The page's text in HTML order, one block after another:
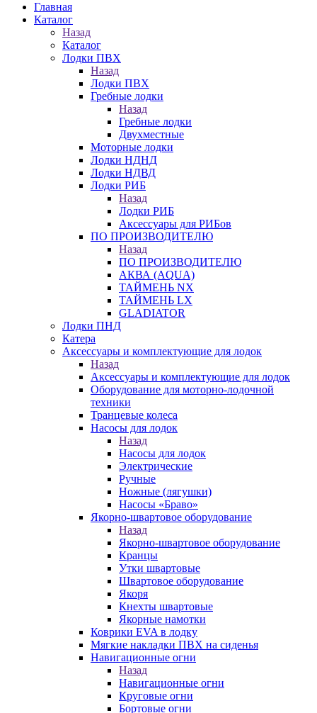
Главная
Каталог
Назад
Каталог
Лодки ПВХ
Назад
Лодки ПВХ
Гребные лодки
Назад
Гребные лодки
Двухместные
Моторные лодки
Лодки НДНД
Лодки НДВД
Лодки РИБ
Назад
Лодки РИБ
Аксессуары для РИБов
ПО ПРОИЗВОДИТЕЛЮ
Назад
ПО ПРОИЗВОДИТЕЛЮ
АКВА (AQUA)
ТАЙМЕНЬ NX
ТАЙМЕНЬ LX
GLADIATOR
Лодки ПНД
Катера
Аксессуары и комплектующие для лодок
Назад
Аксессуары и комплектующие для лодок
Оборудование для моторно-лодочной
техники
Транцевые колеса
Насосы для лодок
Назад
Насосы для лодок
Электрические
Ручные
Ножные (лягушки)
Насосы «Браво»
Якорно-швартовое оборудование
Назад
Якорно-швартовое оборудование
Кранцы
Утки швартовые
Швартовое оборудование
Якоря
Кнехты швартовые
Якорные намотки
Коврики EVA в лодку
Мягкие накладки ПВХ на сиденья
Навигационные огни
Назад
Навигационные огни
Круговые огни
Бортовые огни